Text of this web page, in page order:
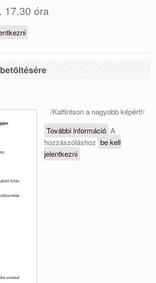
óra
kapcsolatosan
/Kattintson a nagyobb képért!/
További információ Pályázat
óvodapedagógus
A
hozzászóláshoz be kell
jelentkezni